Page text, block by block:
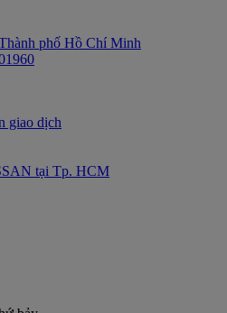
phố Hồ Chí Minh
giao dịch
tại Tp. HCM